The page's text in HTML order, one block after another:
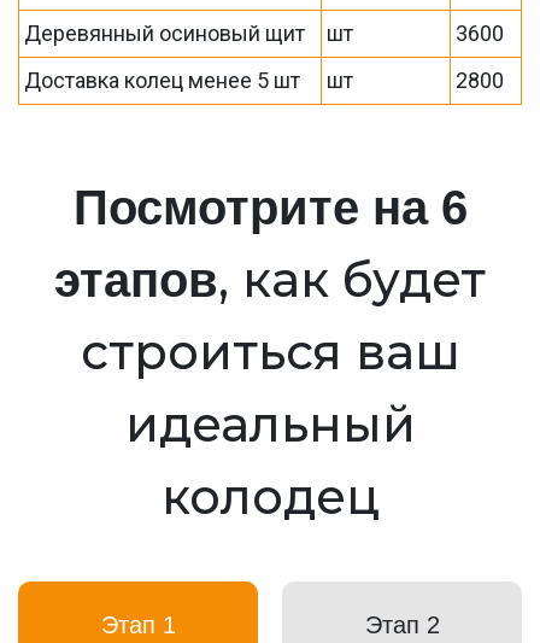
Деревянный осиновый щит шт
3600
Доставка колец менее 5 шт
шт 2800
Посмотрите на 6
этапов, как будет
строиться ваш
идеальный
колодец
Этап 1 Этап 2